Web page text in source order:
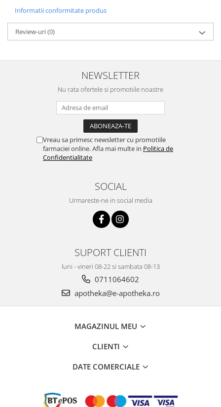
Informatii conformitate produs
Review-uri(0)
NEWSLETTER
Nu rata ofertele si promotiile noastre
Vreau sa primesc newsletter cu promotiile
farmaciei online. Afla mai multe in Politica de
Confidentialitate
SOCIAL
Urmareste-ne in social media
SUPORT CLIENTI
luni - vineri 08-22 si sambata 08-13
0711064602
apotheka@e-apotheka.ro
MAGAZINUL MEU
CLIENTI
DATE COMERCIALE